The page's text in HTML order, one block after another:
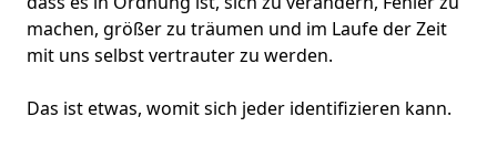
machen, größer zu träumen und im Laufe der Zeit
mit uns selbst vertrauter zu werden.
Das ist etwas, womit sich jeder identifizieren kann.